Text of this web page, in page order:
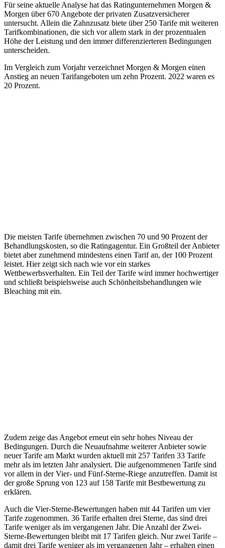
Für seine aktuelle Analyse hat das Ratingunternehmen Morgen &
Morgen über 670 Angebote der privaten Zusatzversicherer
untersucht. Allein die Zahnzusatz biete über 250 Tarife mit weiteren
Tarifkombinationen, die sich vor allem stark in der prozentualen
Höhe der Leistung und den immer differenzierteren Bedingungen
unterscheiden.
Im Vergleich zum Vorjahr verzeichnet Morgen & Morgen einen
Anstieg an neuen Tarifangeboten um zehn Prozent. 2022 waren es
20 Prozent.
Die meisten Tarife übernehmen zwischen 70 und 90 Prozent der
Behandlungskosten, so die Ratingagentur. Ein Großteil der Anbieter
bietet aber zunehmend mindestens einen Tarif an, der 100 Prozent
leistet. Hier zeigt sich nach wie vor ein starkes
Wettbewerbsverhalten. Ein Teil der Tarife wird immer hochwertiger
und schließt beispielsweise auch Schönheitsbehandlungen wie
Bleaching mit ein.
Zudem zeige das Angebot erneut ein sehr hohes Niveau der
Bedingungen. Durch die Neuaufnahme weiterer Anbieter sowie
neuer Tarife am Markt wurden aktuell mit 257 Tarifen 33 Tarife
mehr als im letzten Jahr analysiert. Die aufgenommenen Tarife sind
vor allem in der Vier- und Fünf-Sterne-Riege anzutreffen. Damit ist
der große Sprung von 123 auf 158 Tarife mit Bestbewertung zu
erklären.
Auch die Vier-Sterne-Bewertungen haben mit 44 Tarifen um vier
Tarife zugenommen. 36 Tarife erhalten drei Sterne, das sind drei
Tarife weniger als im vergangenen Jahr. Die Anzahl der Zwei-
Sterne-Bewertungen bleibt mit 17 Tarifen gleich. Nur zwei Tarife –
damit drei Tarife weniger als im vergangenen Jahr – erhalten einen